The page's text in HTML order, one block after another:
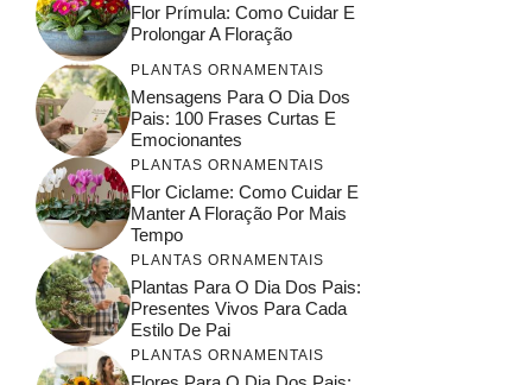
Flor Prímula: Como Cuidar E
Prolongar A Floração
PLANTAS ORNAMENTAIS
Mensagens Para O Dia Dos
Pais: 100 Frases Curtas E
Emocionantes
PLANTAS ORNAMENTAIS
Flor Ciclame: Como Cuidar E
Manter A Floração Por Mais
Tempo
PLANTAS ORNAMENTAIS
Plantas Para O Dia Dos Pais:
Presentes Vivos Para Cada
Estilo De Pai
PLANTAS ORNAMENTAIS